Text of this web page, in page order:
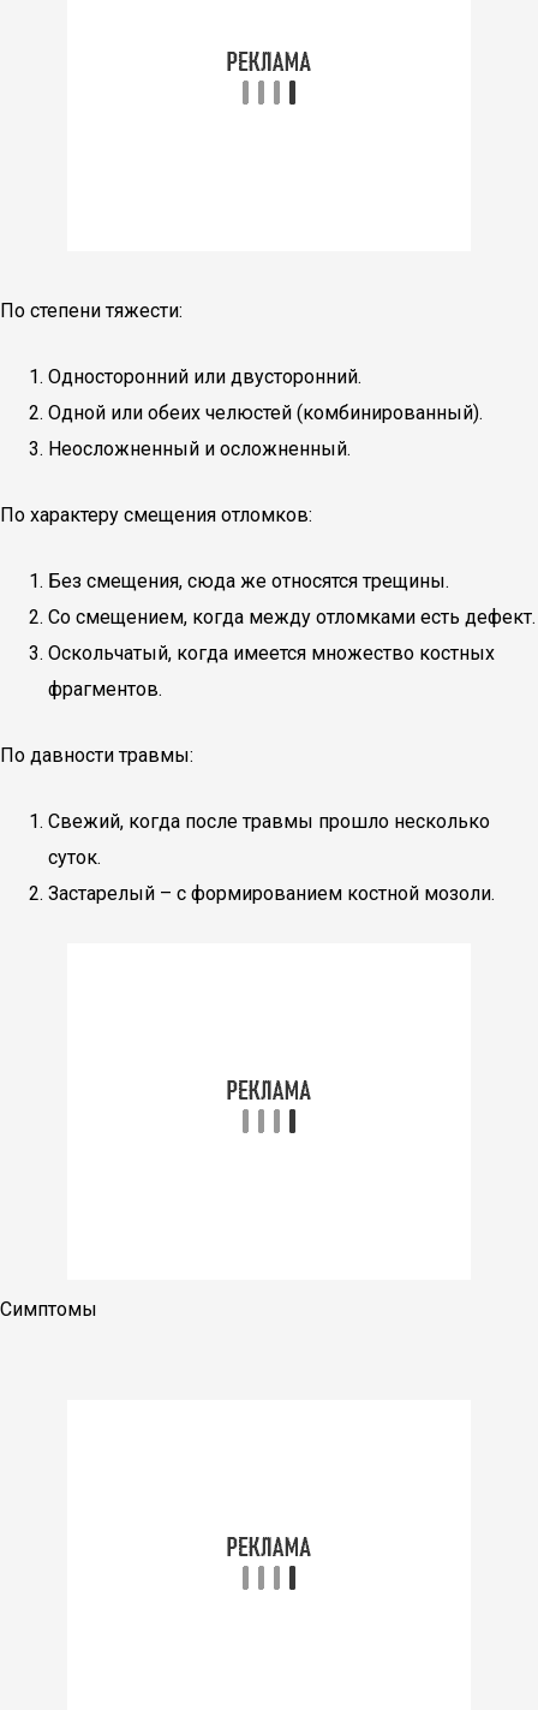
По степени тяжести:
Односторонний или двусторонний.
Одной или обеих челюстей (комбинированный).
Неосложненный и осложненный.
По характеру смещения отломков:
Без смещения, сюда же относятся трещины.
Со смещением, когда между отломками есть дефект.
Оскольчатый, когда имеется множество костных
фрагментов.
По давности травмы:
Свежий, когда после травмы прошло несколько
суток.
Застарелый – с формированием костной мозоли.
Симптомы